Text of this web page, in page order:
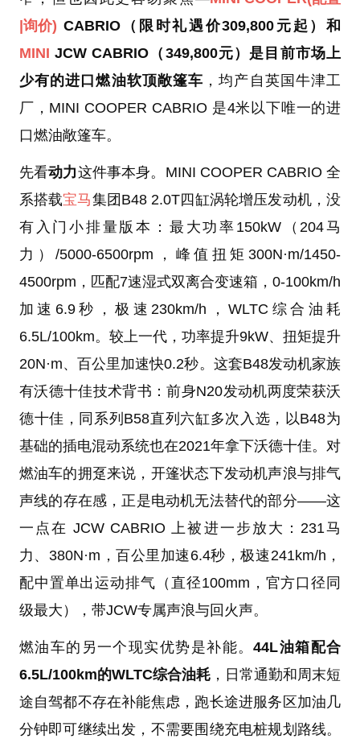
|询价) CABRIO（限时礼遇价309,800元起）和
MINI JCW CABRIO（349,800元） 是目前市场上
少有的进口燃油软顶敞篷车 ，均产自英国牛津工
厂，MINI COOPER CABRIO 是4米以下唯一的进
口燃油敞篷车。
先看动力这件事本身。MINI COOPER CABRIO 全
系搭载宝马集团B48 2.0T四缸涡轮增压发动机，没
有入门小排量版本：最大功率150kW（204马
力）/5000-6500rpm，峰值扭矩300N·m/1450-
4500rpm，匹配7速湿式双离合变速箱，0-100km/h
加速6.9秒，极速230km/h，WLTC综合油耗
6.5L/100km。较上一代，功率提升9kW、扭矩提升
20N·m、百公里加速快0.2秒。这套B48发动机家族
有沃德十佳技术背书：前身N20发动机两度荣获沃
德十佳，同系列B58直列六缸多次入选，以B48为
基础的插电混动系统也在2021年拿下沃德十佳。对
燃油车的拥趸来说，开篷状态下发动机声浪与排气
声线的存在感，正是电动机无法替代的部分——这
一点在 JCW CABRIO 上被进一步放大：231马
力、380N·m，百公里加速6.4秒，极速241km/h，
配中置单出运动排气（直径100mm，官方口径同
级最大），带JCW专属声浪与回火声。
燃油车的另一个现实优势是补能。44L油箱配合
6.5L/100km的WLTC综合油耗 ，日常通勤和周末短
途自驾都不存在补能焦虑，跑长途进服务区加油几
分钟即可继续出发，不需要围绕充电桩规划路线。